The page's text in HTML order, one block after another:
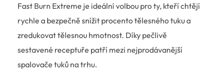
Fast Burn Extreme je ideální volbou pro ty, kteří chtějí
rychle a bezpečně snížit procento tělesného tuku a
zredukovat tělesnou hmotnost. Díky pečlivě
sestavené receptuře patří mezi nejprodávanější
spalovače tuků na trhu.